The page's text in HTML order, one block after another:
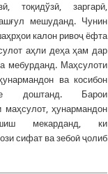
тоқидўзӣ, заргарӣ,
мешуданд. Чунин
калон ривоҷ ёфта
аҳли деҳа ҳам дар
мебурданд. Маҳсулоти
ва косибон
доштанд. Барои
маҳсулот, ҳунармандон
мекарданд, ки
сифат ва зебоӣ ҷолиб